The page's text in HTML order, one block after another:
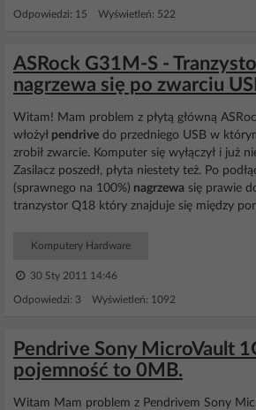
Odpowiedzi: 15 Wyświetleń: 522
ASRock G31M-S -
nagrzewa się po zwarciu
Witam! Mam problem z płytą główną
włożył pendrive do przedniego USB w
zrobił zwarcie. Komputer się wyłączył i już
Zasilacz poszedł, płyta niestety też. Po
(sprawnego na 100%) nagrzewa się prawie
tranzystor Q18 który znajduje się między
Komputery Hardware
30 Sty 2011 14:46
Odpowiedzi: 3 Wyświetleń: 1092
Pendrive Sony MicroVault
pojemność to 0MB.
Witam Mam problem z Pendrivem Sony